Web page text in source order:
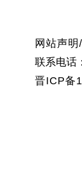
网站声明 /
联系电话
晋ICP备